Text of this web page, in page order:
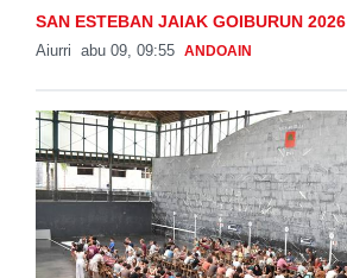
SAN ESTEBAN JAIAK GOIBURUN 2026
Aiurri abu 09, 09:55 ANDOAIN